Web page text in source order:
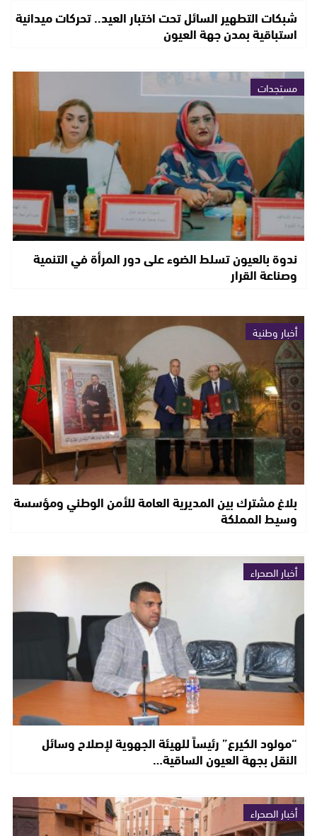
شبكات التطهير السائل تحت اختبار العيد.. تحركات ميدانية
استباقية بمدن جهة العيون
مستجدات
ندوة بالعيون تسلط الضوء على دور المرأة في التنمية
وصناعة القرار
أخبار وطنية
بلاغ مشترك بين المديرية العامة للأمن الوطني ومؤسسة
وسيط المملكة
أخبار الصحراء
“مولود الكيرع” رئيساً للهيئة الجهوية لإصلاح وسائل
النقل بجهة العيون الساقية…
أخبار الصحراء